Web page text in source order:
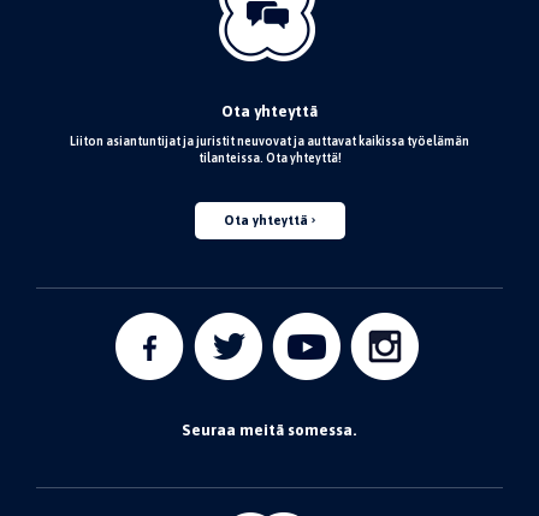
Ota yhteyttä
Liiton asiantuntijat ja juristit neuvovat ja auttavat kaikissa työelämän
tilanteissa. Ota yhteyttä!
Ota yhteyttä
Seuraa meitä somessa.